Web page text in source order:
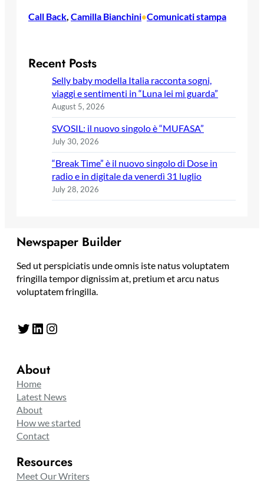
Call Back, Camilla Bianchini•Comunicati stampa
Recent Posts
Selly baby modella Italia racconta sogni,
viaggi e sentimenti in “Luna lei mi guarda”
August 5, 2026
SVOSIL: il nuovo singolo è “MUFASA”
July 30, 2026
“Break Time” è il nuovo singolo di Dose in
radio e in digitale da venerdì 31 luglio
July 28, 2026
Newspaper Builder
Sed ut perspiciatis unde omnis iste natus voluptatem
fringilla tempor dignissim at, pretium et arcu natus
voluptatem fringilla.
Twitter LinkedIn Instagram
About
Home
Latest News
About
How we started
Contact
Resources
Meet Our Writers